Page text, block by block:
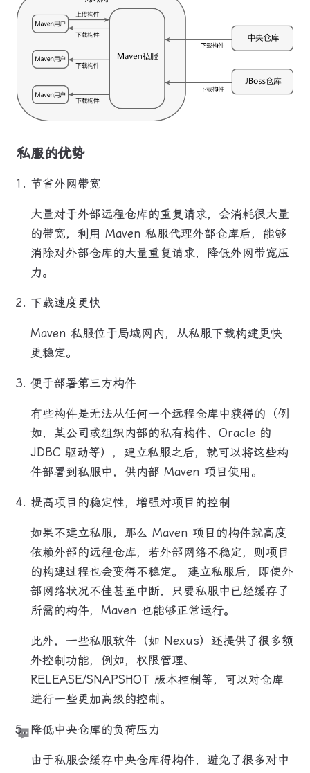
私服的优势
节省外网带宽
大量对于外部远程仓库的重复请求，会消耗很大量
的带宽，利用 Maven 私服代理外部仓库后，能够
消除对外部仓库的大量重复请求，降低外网带宽压
力。
下载速度更快
Maven 私服位于局域网内，从私服下载构建更快
更稳定。
便于部署第三方构件
有些构件是无法从任何一个远程仓库中获得的（例
如，某公司或组织内部的私有构件、Oracle 的
JDBC 驱动等），建立私服之后，就可以将这些构
件部署到私服中，供内部 Maven 项目使用。
提高项目的稳定性，增强对项目的控制
如果不建立私服，那么 Maven 项目的构件就高度
依赖外部的远程仓库，若外部网络不稳定，则项目
的构建过程也会变得不稳定。 建立私服后，即使外
部网络状况不佳甚至中断，只要私服中已经缓存了
所需的构件，Maven 也能够正常运行。
此外，一些私服软件（如 Nexus）还提供了很多额
外控制功能，例如，权限管理、
RELEASE/SNAPSHOT 版本控制等，可以对仓库
进行一些更加高级的控制。
降低中央仓库的负荷压力
由于私服会缓存中央仓库得构件，避免了很多对中